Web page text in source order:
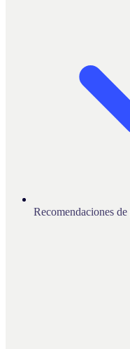
Recomendaciones